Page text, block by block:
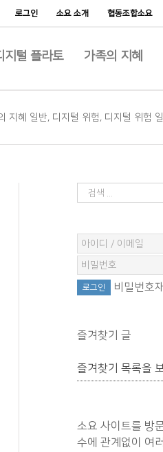
로그인 소요 소개 협동조합소요
지털 플라토 가족의 지혜
지혜 일반, 디지털 위험, 디지털 위험
비밀번호
즐겨찾기 글
즐겨찾기 목록을
소요 사이트를 방
수에 관계없이 여